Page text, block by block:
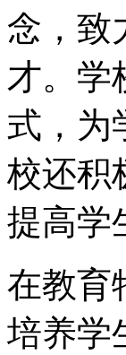
念，致
才。学
式，为
校还积
提高学
在教育
培养学